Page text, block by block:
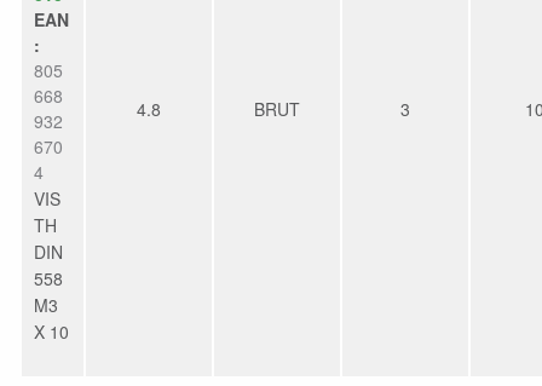
EAN
:
805
668
932
670
4
VIS
TH
DIN
558
M3
X 10
4.8 BRUT 3